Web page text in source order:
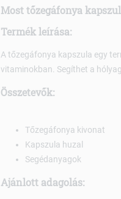
Most tőzegáfonya
Termék leírása:
A tőzegáfonya kapszula egy
vitaminokban. Segíthet a
Összetevők:
Tőzegáfonya kivonat
Kapszula huzal
Segédanyagok
Ajánlott adagolás: